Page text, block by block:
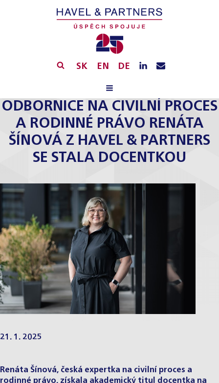
SK EN DE
ODBORNICE NA CIVILNÍ PROCES
A RODINNÉ PRÁVO RENÁTA
ŠÍNOVÁ Z HAVEL & PARTNERS
SE STALA DOCENTKOU
21. 1. 2025
Renáta Šínová, česká expertka na civilní proces a
rodinné právo, získala akademický titul docentka na